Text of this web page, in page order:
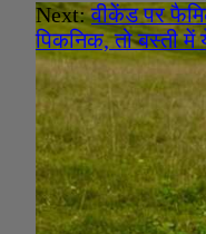
Next:वीकेंड पर
पिकनिक, तो बस्ती